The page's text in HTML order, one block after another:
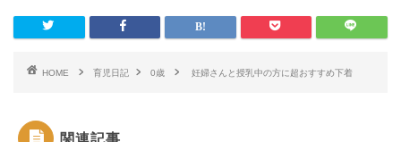
HOME 育児日記 0歳 妊婦さんと授乳中の方に超おすすめ下着